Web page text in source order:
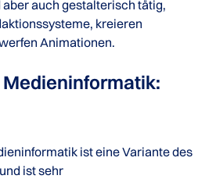
auch gestalterisch tätig,
kreieren
Animationen.
ist eine Variante des
ist sehr